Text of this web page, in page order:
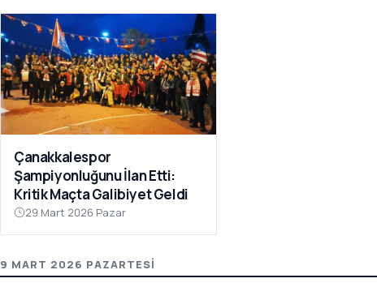
Çanakkalespor
Şampiyonluğunu İlan Etti:
Kritik Maçta Galibiyet Geldi
29 Mart 2026 Pazar
9 MART 2026 PAZARTESI